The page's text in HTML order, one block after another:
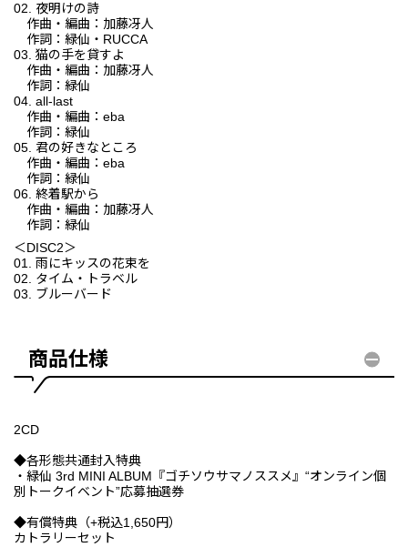
02. 夜明けの詩
作曲・編曲：加藤冴人
作詞：緑仙・RUCCA
03. 猫の手を貸すよ
作曲・編曲：加藤冴人
作詞：緑仙
04. all-last
作曲・編曲：eba
作詞：緑仙
05. 君の好きなところ
作曲・編曲：eba
作詞：緑仙
06. 終着駅から
作曲・編曲：加藤冴人
作詞：緑仙
＜DISC2＞
01. 雨にキッスの花束を
02. タイム・トラベル
03. ブルーバード
商品仕様
2CD
◆各形態共通封入特典
・緑仙 3rd MINI ALBUM『ゴチソウサマノススメ』“オンライン個
別トークイベント”応募抽選券
◆有償特典（+税込1,650円）
カトラリーセット